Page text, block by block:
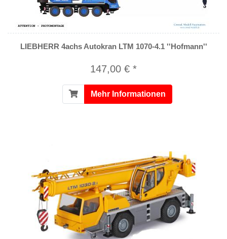
LIEBHERR 4achs Autokran LTM 1070-4.1 ''Hofmann''
147,00 € *
Mehr Informationen